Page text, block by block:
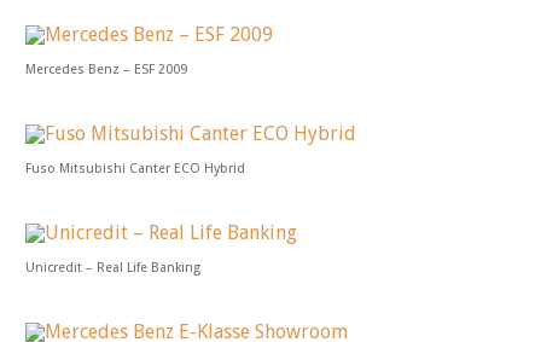
Mercedes Benz – ESF 2009
Fuso Mitsubishi Canter ECO Hybrid
Unicredit – Real Life Banking